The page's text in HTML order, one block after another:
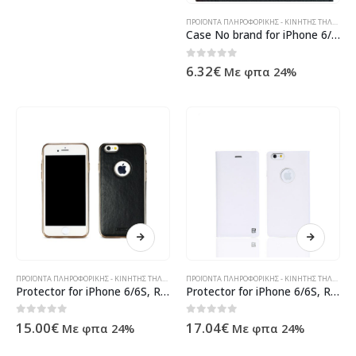
ΠΡΟΪΌΝΤΑ ΠΛΗΡΟΦΟΡΙΚΉΣ - ΚΙΝΗΤΉΣ ΤΗΛΕΦΩΝΊΑΣ - ΗΛΕΚΤΡΟΝΙΚΆ
Case No brand for iPhone 6/6S , Imitation leather, Silicone, Black -51171
0out of 5
6.32€ Με φπα 24%
ΠΡΟΪΌΝΤΑ ΠΛΗΡΟΦΟΡΙΚΉΣ - ΚΙΝΗΤΉΣ ΤΗΛΕΦΩΝΊΑΣ - ΗΛΕΚΤΡΟΝΙΚΆ
Protector for iPhone 6/6S, Remax Beck, Leather, Black – 51439
0 out of 5
15.00€ Με φπα 24%
ΠΡΟΪΌΝΤΑ ΠΛΗΡΟΦΟΡΙΚΉΣ - ΚΙΝΗΤΉΣ ΤΗΛΕΦΩΝΊΑΣ - ΗΛΕΚΤΡΟΝΙΚΆ
Protector for iPhone 6/6S, Remax Aterial, Leather, White – 51442
0 out of 5
17.04€ Με φπα 24%